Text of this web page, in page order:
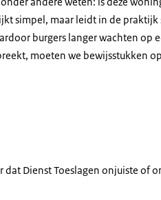
simpel, maar leidt in de praktijk
burgers langer wachten op
moeten we bewijsstukken
dat Dienst Toeslagen onjuiste of